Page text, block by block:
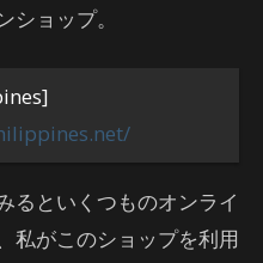
ショップ。
るといくつものオンライ
私がこのショップを利用